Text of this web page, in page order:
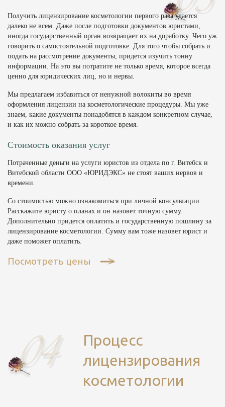
Получить лицензирование косметологии первого раза удается
далеко не всем. Даже после подготовки документов юристами,
иногда государственный орган возвращает их на доработку. Чего уж
говорить о самостоятельной подготовке. Для того чтобы собрать и
подать на рассмотрение документы, придется изучить тонну
информации. На это вы потратите не только время, которое всегда
ценно для юридических лиц, но и нервы.
Мы предлагаем избавиться от ненужной волокиты во время
оформления лицензии на косметологические процедуры. Мы уже
знаем, какие документы понадобятся в каждом конкретном случае,
и как их можно собрать за короткое время.
Стоимость оказания услуг
Потраченные деньги на услуги юристов из отдела по г. Витебск и
Витебской области ООО «ЮРИДЭКС» не стоят ваших нервов и
времени.
Со стоимостью можно ознакомиться при личной консультации.
Расскажите юристу о планах и он назовет точную сумму.
Дополнительно придется оплатить и государственную пошлину за
лицензирование косметологии. Сумму вам тоже назовет юрист и
даже поможет оплатить.
Посмотреть цены
Процесс
лицензирования
косметологии